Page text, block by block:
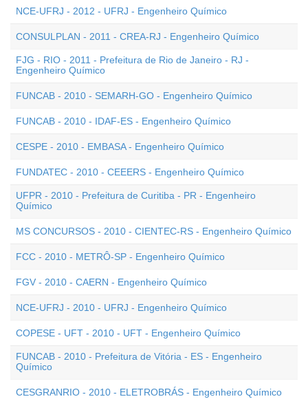
NCE-UFRJ - 2012 - UFRJ - Engenheiro Químico
CONSULPLAN - 2011 - CREA-RJ - Engenheiro Químico
FJG - RIO - 2011 - Prefeitura de Rio de Janeiro - RJ -
Engenheiro Químico
FUNCAB - 2010 - SEMARH-GO - Engenheiro Químico
FUNCAB - 2010 - IDAF-ES - Engenheiro Químico
CESPE - 2010 - EMBASA - Engenheiro Químico
FUNDATEC - 2010 - CEEERS - Engenheiro Químico
UFPR - 2010 - Prefeitura de Curitiba - PR - Engenheiro
Químico
MS CONCURSOS - 2010 - CIENTEC-RS - Engenheiro Químico
FCC - 2010 - METRÔ-SP - Engenheiro Químico
FGV - 2010 - CAERN - Engenheiro Químico
NCE-UFRJ - 2010 - UFRJ - Engenheiro Químico
COPESE - UFT - 2010 - UFT - Engenheiro Químico
FUNCAB - 2010 - Prefeitura de Vitória - ES - Engenheiro
Químico
CESGRANRIO - 2010 - ELETROBRÁS - Engenheiro Químico